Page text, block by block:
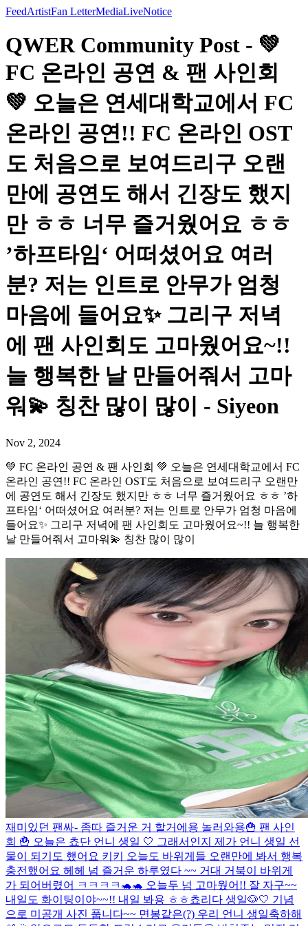
FeedArtistFan LetterMediaLiveNotice
QWER Community Post - 💚
FC 온라인 공연 & 팬 사인회
💚 오늘은 연세대학교에서 FC
온라인 공연!! FC 온라인 OST
도 처음으로 보여드리구 오랜
만에 공연도 해서 긴장도 했지
만 ㅎㅎ 너무 즐거웠어요 ㅎㅎ
’하프타임‘ 어떠셨어요 여러
분? 저는 인트로 안무가 엄청
마음에 들어요✨ 그리구 저녁
에 팬 사인회도 고마웠어요~!!
늘 행복한 날 만들어줘서 고마
워💫 칭찬 많이 많이 - Siyeon
Nov 2, 2024
💚 FC 온라인 공연 & 팬 사인회 💚 오늘은 연세대학교에서 FC
온라인 공연!! FC 온라인 OST도 처음으로 보여드리구 오랜만
에 공연도 해서 긴장도 했지만 ㅎㅎ 너무 즐거웠어요 ㅎㅎ ’하
프타임‘ 어떠셨어요 여러분? 저는 인트로 안무가 엄청 마음에
들어요✨ 그리구 저녁에 팬 사인회도 고마웠어요~!! 늘 행복한
날 만들어줘서 고마워💫 칭찬 많이 많이
재미있던 팬싸- 좀따 즐거운 거 할거에용 놀러와용🍟 팬 사인
회 🍟 오늘은 쵸단 언니 생일 🤍 그래서인지 제가 언니 생일 선
물이 되기도 했어요 키키 오늘도 바위게들 오랜만에 봐서 행복
충전했어요 헤헤 넘 즐거운 하루였다 ~~ 거대 거북이 바위게
가 되어버렸어 ㅋㅋㅋㅋ🐢🐢 오늘두 넘 고마웠어!! 잘 자구~~
내일도 화이팅이야~~!! 내일 봐용 ㅎㅎ쵸리다 생일🐶🤍 기념
으로 미공개 사진 풉니다~~ 면봉같은(?) 우리 언니 생일축하해